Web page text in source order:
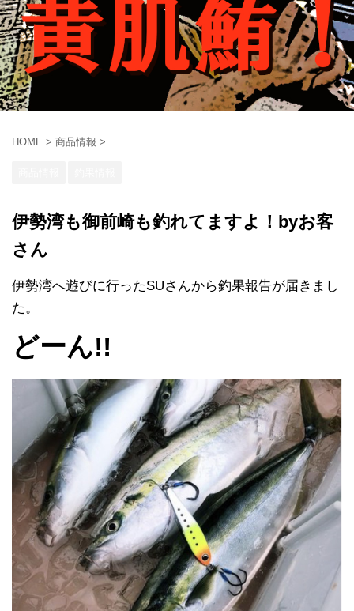
HOME > 商品情報 >
伊勢湾も御前崎も釣れてますよ！byお客
さん
伊勢湾へ遊びに行ったSUさんから釣果報告が届きまし
た。
どーん!!